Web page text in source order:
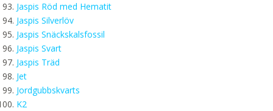
Jaspis Röd med Hematit
Jaspis Silverlöv
Jaspis Snäckskalsfossil
Jaspis Svart
Jaspis Träd
Jet
Jordgubbskvarts
K2